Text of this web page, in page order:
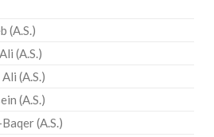
(A.S.)
(A.S.)
(A.S.)
(A.S.)
(A.S.)